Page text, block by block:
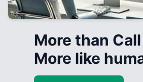
More than
More like